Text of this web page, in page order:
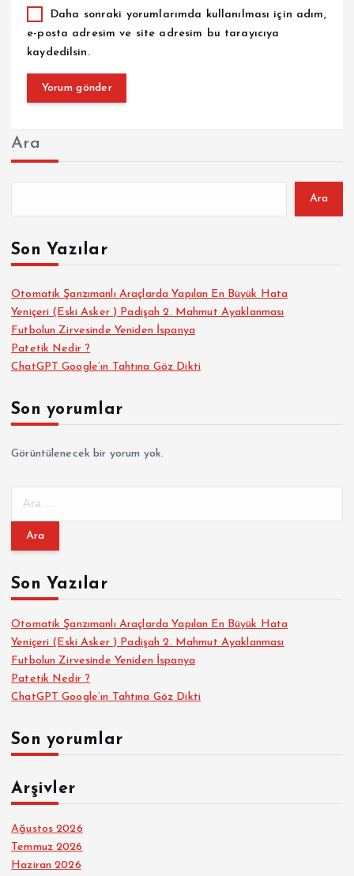
Daha sonraki yorumlarımda kullanılması için adım,
e-posta adresim ve site adresim bu tarayıcıya
kaydedilsin.
Ara
Ara
Son Yazılar
Otomatik Şanzımanlı Araçlarda Yapılan En Büyük Hata
Yeniçeri (Eski Asker ) Padişah 2. Mahmut Ayaklanması
Futbolun Zirvesinde Yeniden İspanya
Patetik Nedir ?
ChatGPT Google’ın Tahtına Göz Dikti
Son yorumlar
Görüntülenecek bir yorum yok.
m
:Son Yazılar
Otomatik Şanzımanlı Araçlarda Yapılan En Büyük Hata
Yeniçeri (Eski Asker ) Padişah 2. Mahmut Ayaklanması
Futbolun Zirvesinde Yeniden İspanya
Patetik Nedir ?
ChatGPT Google’ın Tahtına Göz Dikti
Son yorumlar
Arşivler
Ağustos 2026
Temmuz 2026
Haziran 2026